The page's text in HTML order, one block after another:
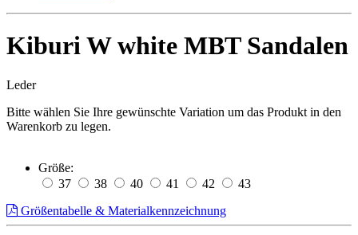
Kiburi W white MBT Sandalen
Leder
Bitte wählen Sie Ihre gewünschte Variation um das Produkt in den
Warenkorb zu legen.
Größe:
37
38 40 41 42
43
Größentabelle & Materialkennzeichnung